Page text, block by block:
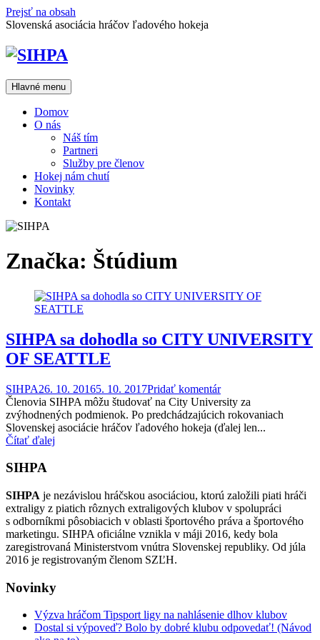
Prejsť na obsah
Slovenská asociácia hráčov ľadového hokeja
Hlavné menu
Domov
O nás
Náš tím
Partneri
Služby pre členov
Hokej nám chutí
Novinky
Kontakt
Značka: Štúdium
SIHPA sa dohodla so CITY UNIVERSITY
OF SEATTLE
SIHPA26. 10. 20165. 10. 2017Pridať komentár
Členovia SIHPA môžu študovať na City University za
zvýhodnených podmienok. Po predchádzajúcich rokovaniach
Slovenskej asociácie hráčov ľadového hokeja (ďalej len...
Čítať ďalej
SIHPA
SIHPA je nezávislou hráčskou asociáciou, ktorú založili piati hráči
extraligy z piatich rôznych extraligových klubov v spolupráci
s odborníkmi pôsobiacich v oblasti športového práva a športového
marketingu. SIHPA oficiálne vznikla v máji 2016, kedy bola
zaregistrovaná Ministerstvom vnútra Slovenskej republiky. Od júla
2016 je registrovaným členom SZĽH.
Novinky
Výzva hráčom Tipsport ligy na nahlásenie dlhov klubov
Dostal si výpoveď? Bolo by dobré klubu odpovedať! (Návod